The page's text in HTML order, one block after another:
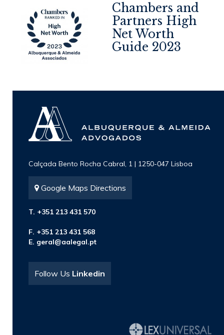
Chambers and
Partners High
Net Worth
Guide 2023
Calçada Bento Rocha Cabral, 1 | 1250-047 Lisboa
Google Maps Directions
T. +351 213 431 570
F. +351 213 431 568
E. geral@aalegal.pt
Follow Us Linkedin